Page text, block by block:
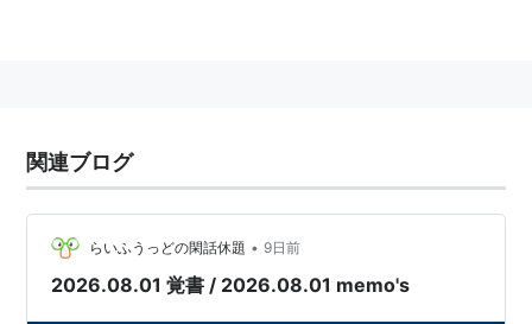
関連ブログ
らいふうっどの閑話休題 • 9日前
2026.08.01 覚書 / 2026.08.01 memo's